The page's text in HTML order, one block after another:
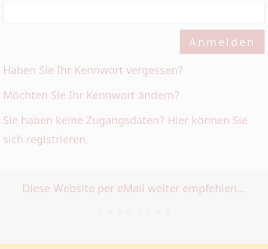
Haben Sie Ihr Kennwort vergessen?
Möchten Sie Ihr Kennwort ändern?
Sie haben keine Zugangsdaten? Hier können Sie
sich registrieren.
Diese Website per eMail weiter empfehlen...